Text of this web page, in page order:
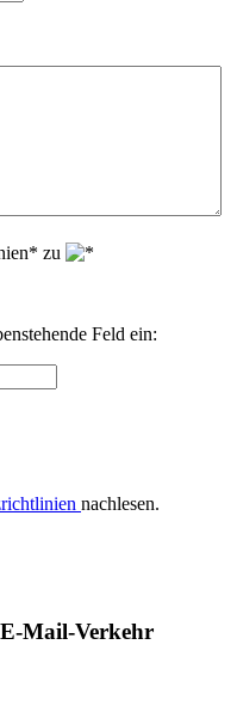
zu
Feld ein:
nachlesen.
Mail-Verkehr